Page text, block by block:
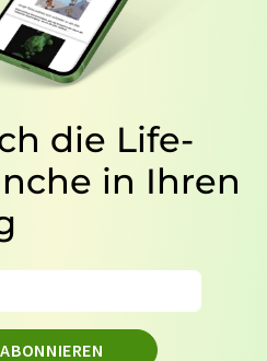
die Life-
in Ihren